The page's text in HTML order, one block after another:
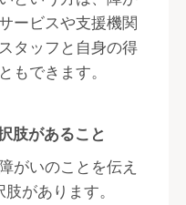
ービスや支援機関
タッフと自身の得
もできます。
肢があること
がいのことを伝え
があります。